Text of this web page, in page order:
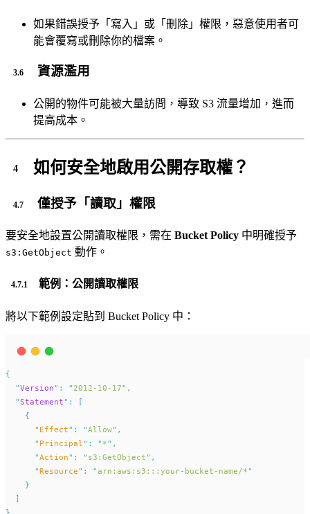
如果錯誤授予「寫入」或「刪除」權限，惡意使用者可
能會覆寫或刪除你的檔案。
資源濫用
公開的物件可能被大量訪問，導致 S3 流量增加，進而
提高成本。
如何安全地啟用公開存取權？
僅授予「讀取」權限
要安全地設置公開讀取權限，需在 Bucket Policy 中明確授予
s3:GetObject 動作。
範例：公開讀取權限
將以下範例設定貼到 Bucket Policy 中：
{
"Version" : "2012-10-17" ,
"Statement" :
[
{
" Effect" : "Allow" ,
" Principal" : " *" ,
"Action" : " s3:GetObject" ,
"Resource" : "arn:aws:s3:::your-bucket-name/*"
}
]